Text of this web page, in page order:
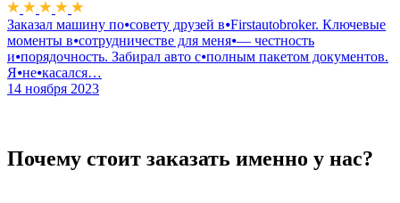
Заказал машину по⦁совету друзей в⦁Firstautobroker. Ключевые
моменты в⦁сотрудничестве для меня⦁— честность
и⦁порядочность. Забирал авто с⦁полным пакетом документов.
Я⦁не⦁касался…
14 ноября 2023
Почему стоит заказать именно у нас?